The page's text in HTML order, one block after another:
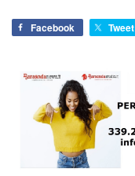
Facebook Tweet